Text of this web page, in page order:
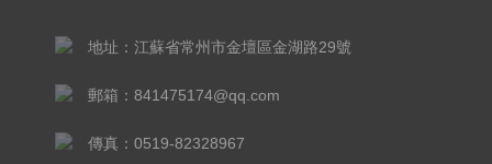
地址：江蘇省常州市金壇區金湖路29號
郵箱：841475174@qq.com
傳真：0519-82328967